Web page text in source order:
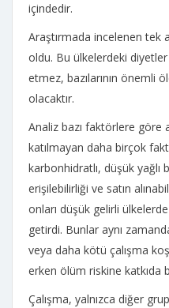
içindedir.
Araştırmada incelenen tek
oldu. Bu ülkelerdeki
etmez, bazılarının önemli
olacaktır.
Analiz bazı faktörlere göre
katılmayan daha birçok
karbonhidratlı, düşük yağlı
erişilebilirliği ve satın
onları düşük gelirli
getirdi. Bunlar aynı
veya daha kötü çalışma
erken ölüm riskine katkıda
Çalışma, yalnızca diğer